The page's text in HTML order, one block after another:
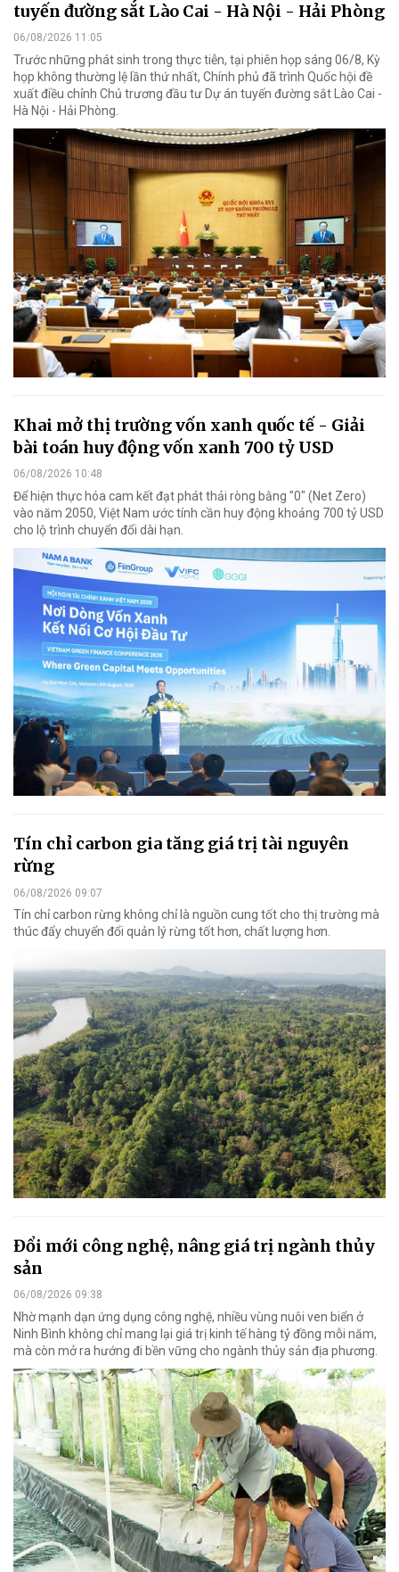
tuyến đường sắt Lào Cai - Hà Nội - Hải Phòng
06/08/2026 11:05
Trước những phát sinh trong thực tiễn, tại phiên họp sáng 06/8, Kỳ
họp không thường lệ lần thứ nhất, Chính phủ đã trình Quốc hội đề
xuất điều chỉnh Chủ trương đầu tư Dự án tuyến đường sắt Lào Cai -
Hà Nội - Hải Phòng.
Khai mở thị trường vốn xanh quốc tế - Giải
bài toán huy động vốn xanh 700 tỷ USD
06/08/2026 10:48
Để hiện thực hóa cam kết đạt phát thải ròng bằng "0" (Net Zero)
vào năm 2050, Việt Nam ước tính cần huy động khoảng 700 tỷ USD
cho lộ trình chuyển đổi dài hạn.
Tín chỉ carbon gia tăng giá trị tài nguyên
rừng
06/08/2026 09:07
Tín chỉ carbon rừng không chỉ là nguồn cung tốt cho thị trường mà
thúc đẩy chuyển đổi quản lý rừng tốt hơn, chất lượng hơn.
Đổi mới công nghệ, nâng giá trị ngành thủy
sản
06/08/2026 09:38
Nhờ mạnh dạn ứng dụng công nghệ, nhiều vùng nuôi ven biển ở
Ninh Bình không chỉ mang lại giá trị kinh tế hàng tỷ đồng mỗi năm,
mà còn mở ra hướng đi bền vững cho ngành thủy sản địa phương.